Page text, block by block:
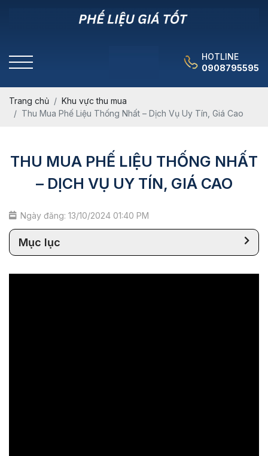
HOTLINE
0908795595
Trang chủ
Khu vực thu mua
Thu Mua Phế Liệu Thống Nhất – Dịch Vụ Uy Tín, Giá Cao
THU MUA PHẾ LIỆU THỐNG NHẤT
– DỊCH VỤ UY TÍN, GIÁ CAO
Ngày đăng: 13/10/2024 01:40 PM
Mục lục